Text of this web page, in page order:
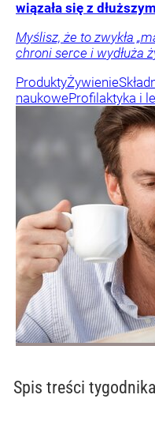
wiązała się z
Myślisz, że to zwykła
chroni serce i wydłuża
ProduktyŻywienie
naukoweProfilaktyka i
Spis treści